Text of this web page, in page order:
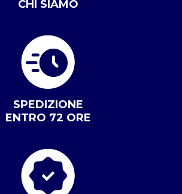
CHI SIAMO
SPEDIZIONE
ENTRO 72 ORE